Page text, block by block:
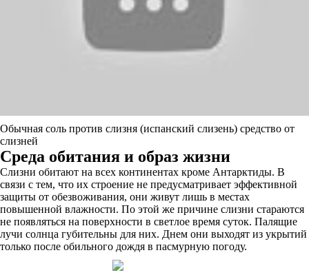
Обычная соль против слизня (испанский слизень) средство от
слизней
Среда обитания и образ жизни
Слизни обитают на всех континентах кроме Антарктиды. В
связи с тем, что их строение не предусматривает эффективной
защиты от обезвоживания, они живут лишь в местах
повышенной влажности. По этой же причине слизни стараются
не появляться на поверхности в светлое время суток. Палящие
лучи солнца губительны для них. Днем они выходят из укрытий
только после обильного дождя в пасмурную погоду.